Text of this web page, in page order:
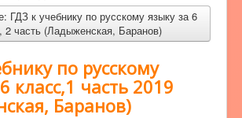
ГДЗ к учебнику по русскому языку за 6
2 часть (Ладыженская, Баранов)
по русскому
класс,1 часть 2019
Баранов)